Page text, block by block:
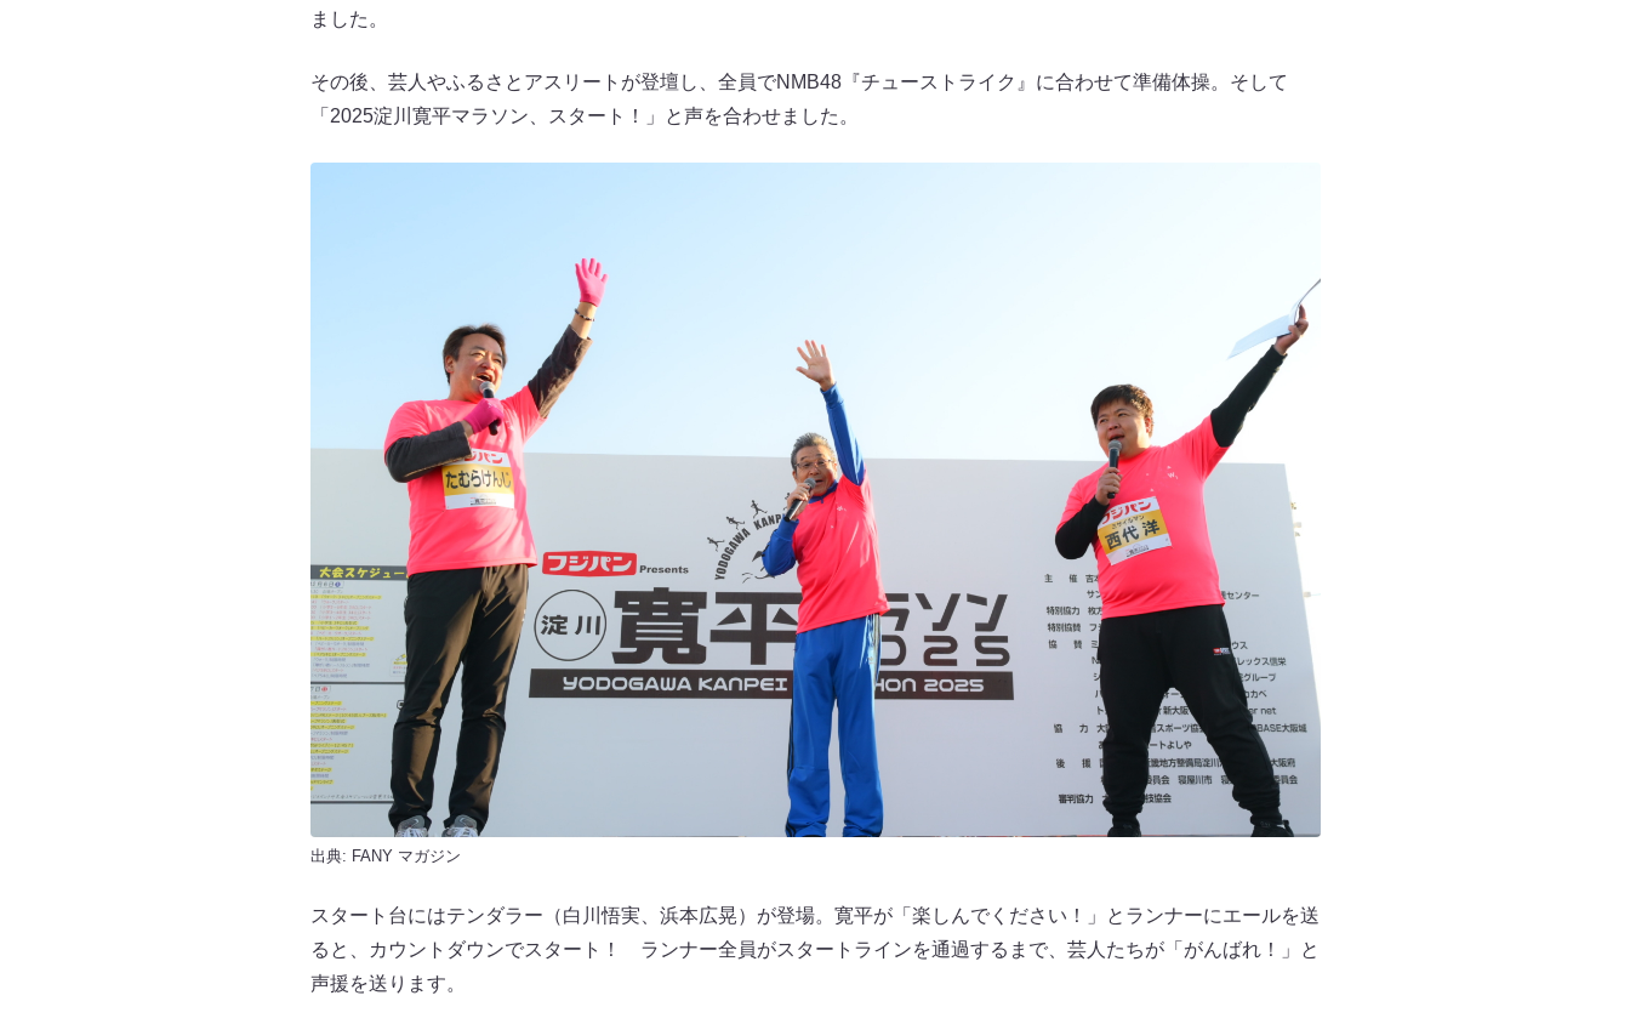
ました。
その後、芸人やふるさとアスリートが登壇し、全員でNMB48『チューストライク』に合わせて準備体操。そして
「2025淀川寛平マラソン、スタート！」と声を合わせました。
出典: FANY マガジン
スタート台にはテンダラー（白川悟実、浜本広晃）が登場。寛平が「楽しんでください！」とランナーにエールを送
ると、カウントダウンでスタート！ ランナー全員がスタートラインを通過するまで、芸人たちが「がんばれ！」と
声援を送ります。